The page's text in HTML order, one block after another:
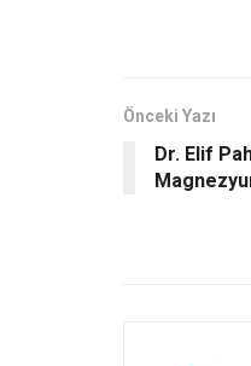
o
k
n
Önceki Yazı
Dr. Elif